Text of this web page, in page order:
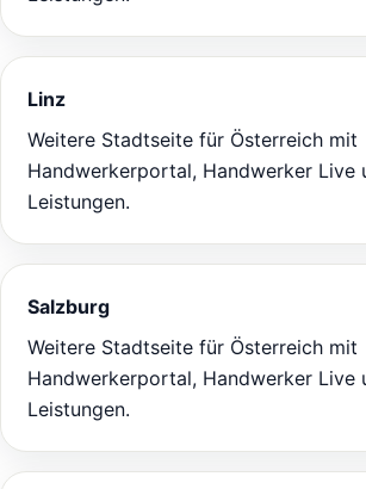
Linz
Weitere Stadtseite für Österreich mit
Handwerkerportal, Handwerker Live
Leistungen.
Salzburg
Weitere Stadtseite für Österreich mit
Handwerkerportal, Handwerker Live
Leistungen.